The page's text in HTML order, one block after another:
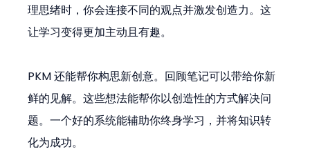
理思绪时，你会连接不同的观点并激发创造力。这
让学习变得更加主动且有趣。
PKM 还能帮你构思新创意。回顾笔记可以带给你新
鲜的见解。这些想法能帮你以创造性的方式解决问
题。一个好的系统能辅助你终身学习，并将知识转
化为成功。